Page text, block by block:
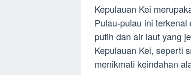
Kepulauan Kei
Pulau-pulau ini
putih dan air laut yang
Kepulauan Kei, seperti
menikmati keindahan